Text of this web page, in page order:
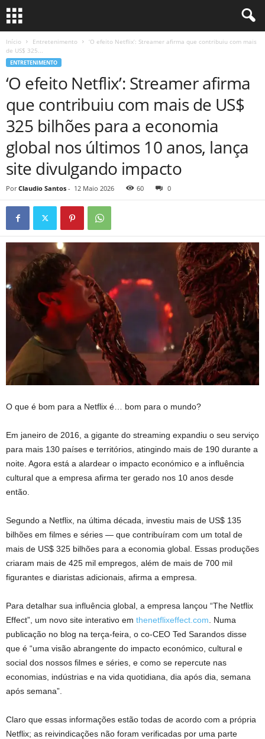
Início Entretenimento
‘O efeito Netflix’: Streamer afirma que contribuiu com mais
de US$ 325...
ENTRETENIMENTO
‘O efeito Netflix’: Streamer afirma
que contribuiu com mais de US$
325 bilhões para a economia
global nos últimos 10 anos, lança
site divulgando impacto
Por Claudio Santos - 12 Maio 2026 60 0
O que é bom para a Netflix é… bom para o mundo?
Em janeiro de 2016, a gigante do streaming expandiu o seu serviço
para mais 130 países e territórios, atingindo mais de 190 durante a
noite. Agora está a alardear o impacto económico e a influência
cultural que a empresa afirma ter gerado nos 10 anos desde
então.
Segundo a Netflix, na última década, investiu mais de US$ 135
bilhões em filmes e séries — que contribuíram com um total de
mais de US$ 325 bilhões para a economia global. Essas produções
criaram mais de 425 mil empregos, além de mais de 700 mil
figurantes e diaristas adicionais, afirma a empresa.
Para detalhar sua influência global, a empresa lançou “The Netflix
Effect”, um novo site interativo em thenetflixeffect.com . Numa
publicação no blog na terça-feira, o co-CEO Ted Sarandos disse
que é “uma visão abrangente do impacto económico, cultural e
social dos nossos filmes e séries, e como se repercute nas
economias, indústrias e na vida quotidiana, dia após dia, semana
após semana”.
Claro que essas informações estão todas de acordo com a própria
Netflix; as reivindicações não foram verificadas por uma parte